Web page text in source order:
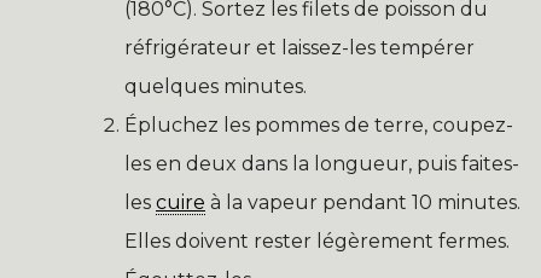
(180°C). Sortez les filets de poisson du
réfrigérateur et laissez-les tempérer
quelques minutes.
Épluchez les pommes de terre, coupez-
les en deux dans la longueur, puis faites-
les cuire à la vapeur pendant 10 minutes.
Elles doivent rester légèrement fermes.